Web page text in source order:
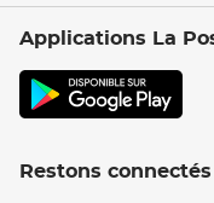
Applications La
Restons connectés